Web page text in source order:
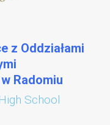
z Oddziałami
Radomiu
School